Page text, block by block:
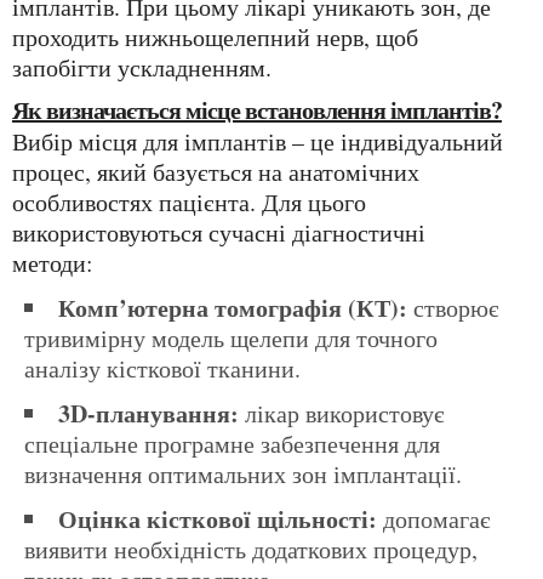
імплантів. При цьому лікарі уникають зон, де
проходить нижньощелепний нерв, щоб
запобігти ускладненням.
Як визначається місце встановлення імплантів?
Вибір місця для імплантів – це індивідуальний
процес, який базується на анатомічних
особливостях пацієнта. Для цього
використовуються сучасні діагностичні
методи:
Комп’ютерна томографія (КТ): створює
тривимірну модель щелепи для точного
аналізу кісткової тканини.
3D-планування: лікар використовує
спеціальне програмне забезпечення для
визначення оптимальних зон імплантації.
Оцінка кісткової щільності: допомагає
виявити необхідність додаткових процедур,